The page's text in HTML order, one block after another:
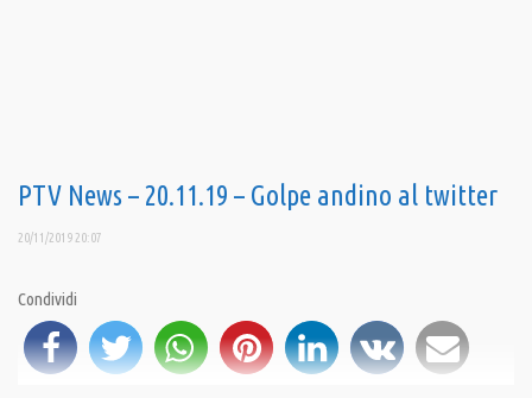
PTV News – 20.11.19 – Golpe andino al twitter
20/11/2019 20:07
Condividi